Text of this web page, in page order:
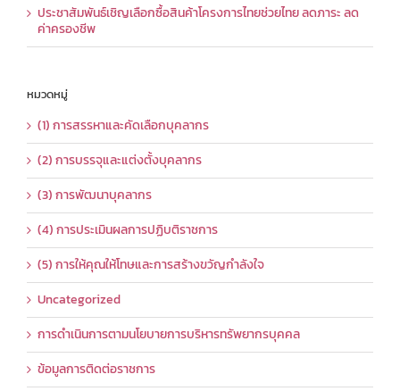
ประชาสัมพันธ์เชิญเลือกซื้อสินค้าโครงการไทยช่วยไทย ลดภาระ ลด
ค่าครองชีพ
หมวดหมู่
(1) การสรรหาและคัดเลือกบุคลากร
(2) การบรรจุและแต่งตั้งบุคลากร
(3) การพัฒนาบุคลากร
(4) การประเมินผลการปฏิบติราชการ
(5) การให้คุณให้โทษและการสร้างขวัญกำลังใจ
Uncategorized
การดำเนินการตามนโยบายการบริหารทรัพยากรบุคคล
ข้อมูลการติดต่อราชการ